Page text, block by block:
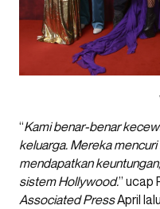
“Kami benar-benar
keluarga. Mereka
mendapatkan
sistem Hollywood.” ucap
Associated PressApril